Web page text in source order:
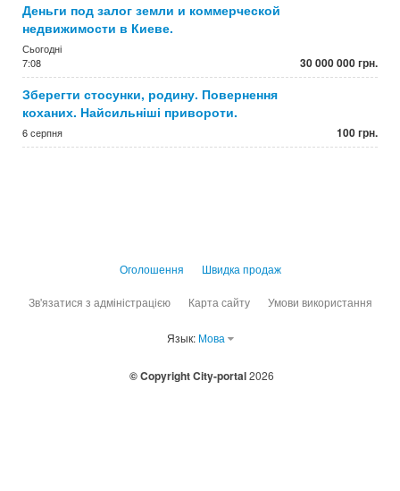
Деньги под залог земли и коммерческой
недвижимости в Киеве.
Сьогодні
7:08
30 000 000 грн.
Зберегти стосунки, родину. Повернення
коханих. Найсильніші привороти.
6 серпня 100 грн.
Оголошення Швидка продаж
Зв'язатися з адміністрацією Карта сайту Умови використання
Язык: Мова
© Copyright City-portal2026